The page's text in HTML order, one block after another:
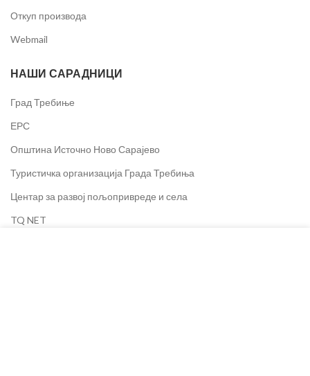
Откуп производа
Webmail
НАШИ САРАДНИЦИ
Град Требиње
ЕРС
Општина Источно Ново Сарајево
Туристичка организација Града Требиња
Центар за развој пољопривреде и села
TQ NET